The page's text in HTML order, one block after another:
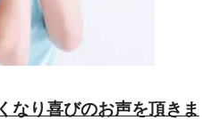
なり喜びのお声を頂きま